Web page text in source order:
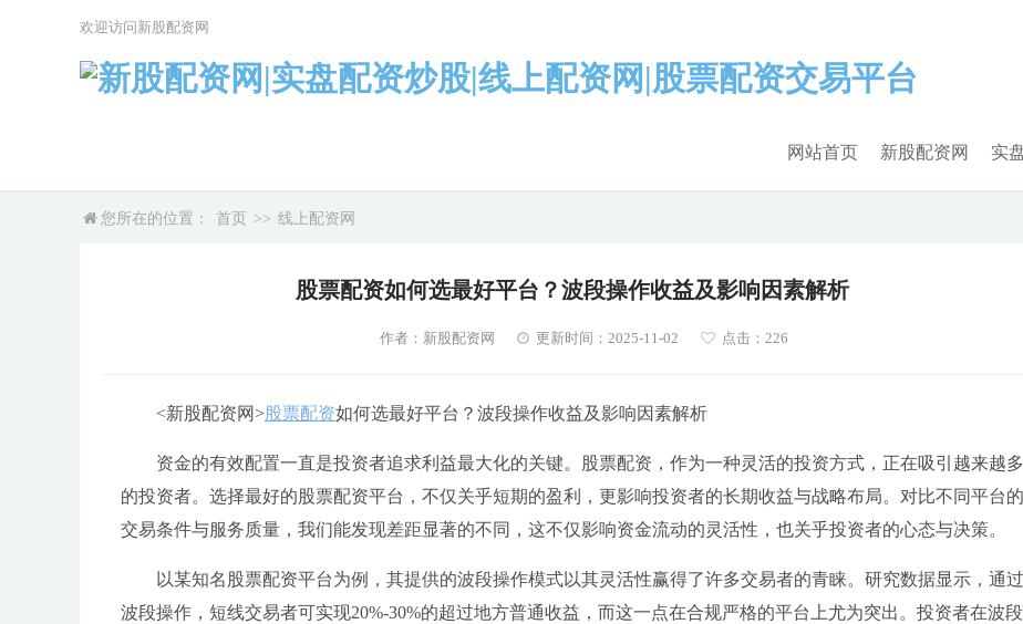
网站首页 新股配资网 实
欢迎访问新股配资网
您所在的位置： 首页 >> 线上配资网
股票配资如何选最好平台？波段操作收益及影响因素解析
作者：新股配资网 更新时间：2025-11-02 点击：226
<新股配资网>股票配资如何选最好平台？波段操作收益及影响因素解析
资金的有效配置一直是投资者追求利益最大化的关键。股票配资，作为一种灵活的投资方式，正在吸引越来越多
的投资者。选择最好的股票配资平台，不仅关乎短期的盈利，更影响投资者的长期收益与战略布局。对比不同平台的
交易条件与服务质量，我们能发现差距显著的不同，这不仅影响资金流动的灵活性，也关乎投资者的心态与决策。
以某知名股票配资平台为例，其提供的波段操作模式以其灵活性赢得了许多交易者的青睐。研究数据显示，通过
波段操作，短线交易者可实现20%-30%的超过地方普通收益，而这一点在合规严格的平台上尤为突出。投资者在波段